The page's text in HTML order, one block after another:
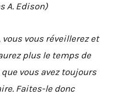
A. Edison)
vous vous réveillerez et
plus le temps de
vous avez toujours
Faites-le donc